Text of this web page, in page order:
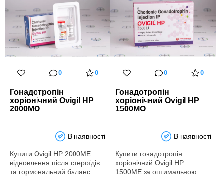
0 0
Гонадотропін
хоріонічний Ovigil HP
2000МО
В наявності
Купити Ovigil HP 2000МЕ:
відновлення після стероїдів
та гормональний баланс
0 0
Гонадотропін
хоріонічний Ovigil HP
1500МО
В наявності
Купити гонадотропін
хоріонічний Ovigil HP
1500МЕ за оптимальною